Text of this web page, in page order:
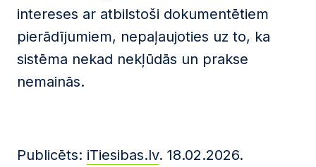
intereses ar atbilstoši dokumentētiem
pierādījumiem, nepaļaujoties uz to, ka
sistēma nekad nekļūdās un prakse
nemainās.
Publicēts: iTiesibas.lv. 18.02.2026.